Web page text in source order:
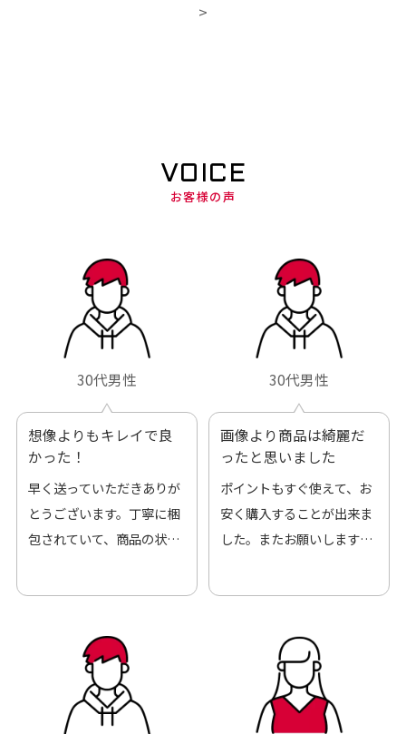
VOICE
お客様の声
30代男性
想像よりもキレイで良
かった！
早く送っていただきありが
とうございます。丁寧に梱
包されていて、商品の状態
30代男性
画像より商品は綺麗だ
ったと思いました
ポイントもすぐ使えて、お
安く購入することが出来ま
した。またお願いします、